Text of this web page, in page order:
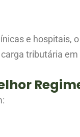
e hospitais,
tributária